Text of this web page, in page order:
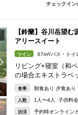
【鈴蘭】谷川岳望
アリースイート
ツイン 67m²/バス・トイ
リビング+寝室（和
の場合エキストラベ
食事 朝食あり 夕食あり
人数 1人〜4人 子供料
決済 予約時オンライン